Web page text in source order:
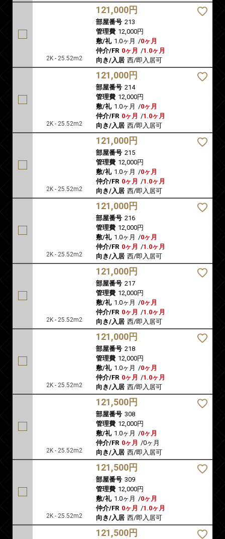
2K - 25.52m2
121,000円
部屋番号 213
管理費 12,000円
敷/礼 1.0ヶ月 /0ヶ月
仲介/FR 0ヶ月 /1.0ヶ月
向き/入居 西/即入居可
2K - 25.52m2
121,000円
部屋番号 214
管理費 12,000円
敷/礼 1.0ヶ月 /0ヶ月
仲介/FR 0ヶ月 /1.0ヶ月
向き/入居 西/即入居可
2K - 25.52m2
121,000円
部屋番号 215
管理費 12,000円
敷/礼 1.0ヶ月 /0ヶ月
仲介/FR 0ヶ月 /1.0ヶ月
向き/入居 西/即入居可
2K - 25.52m2
121,000円
部屋番号 216
管理費 12,000円
敷/礼 1.0ヶ月 /0ヶ月
仲介/FR 0ヶ月 /1.0ヶ月
向き/入居 西/即入居可
2K - 25.52m2
121,000円
部屋番号 217
管理費 12,000円
敷/礼 1.0ヶ月 /0ヶ月
仲介/FR 0ヶ月 /1.0ヶ月
向き/入居 西/即入居可
2K - 25.52m2
121,000円
部屋番号 218
管理費 12,000円
敷/礼 1.0ヶ月 /0ヶ月
仲介/FR 0ヶ月 /1.0ヶ月
向き/入居 西/即入居可
2K - 25.52m2
121,500円
部屋番号 308
管理費 12,000円
敷/礼 1.0ヶ月 /0ヶ月
仲介/FR 0ヶ月 /0ヶ月
向き/入居 西/即入居可
2K - 25.52m2
121,500円
部屋番号 309
管理費 12,000円
敷/礼 1.0ヶ月 /0ヶ月
仲介/FR 0ヶ月 /1.0ヶ月
向き/入居 西/即入居可
121,500円